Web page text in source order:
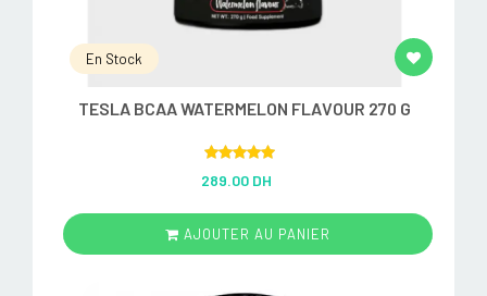
En Stock
TESLA BCAA WATERMELON FLAVOUR 270 G
out of 5
289.00 DH
AJOUTER AU PANIER